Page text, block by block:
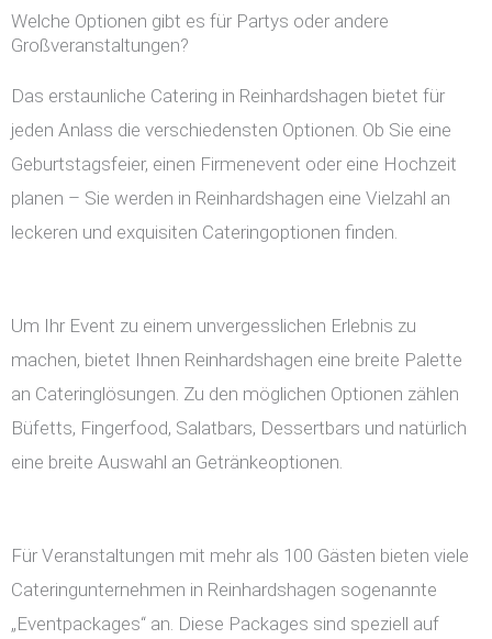
Welche Optionen gibt es für Partys oder andere
Großveranstaltungen?
Das erstaunliche Catering in Reinhardshagen bietet für
jeden Anlass die verschiedensten Optionen. Ob Sie eine
Geburtstagsfeier, einen Firmenevent oder eine Hochzeit
planen – Sie werden in Reinhardshagen eine Vielzahl an
leckeren und exquisiten Cateringoptionen finden.
Um Ihr Event zu einem unvergesslichen Erlebnis zu
machen, bietet Ihnen Reinhardshagen eine breite Palette
an Cateringlösungen. Zu den möglichen Optionen zählen
Büfetts, Fingerfood, Salatbars, Dessertbars und natürlich
eine breite Auswahl an Getränkeoptionen.
Für Veranstaltungen mit mehr als 100 Gästen bieten viele
Cateringunternehmen in Reinhardshagen sogenannte
„Eventpackages“ an. Diese Packages sind speziell auf